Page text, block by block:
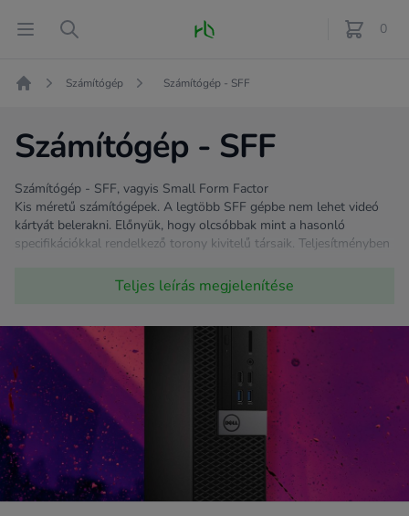
Open menu
Search Fő oldal 0
féle
Számítógép Számítógép - SFF
Számítógép - SFF
Számítógép - SFF, vagyis Small Form Factor
Kis méretű számítógépek. A legtöbb SFF gépbe nem lehet videó
kártyát belerakni. Előnyük, hogy olcsóbbak mint a hasonló
specifikációkkal rendelkező torony kivitelű társaik. Teljesítményben
hiszen bizonyos esetekben ugyanaz a processzor van ezekben a
ajánljuk.
Teljes leírás megjelenítése